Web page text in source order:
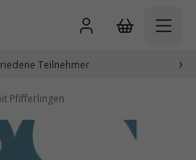
Teilnehmer ›
Pfifferlingen